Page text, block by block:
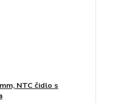
NTC čidlo s